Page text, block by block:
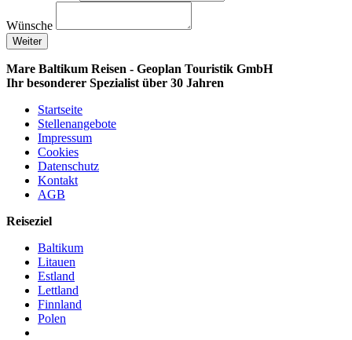
Wünsche
Weiter
Mare Baltikum Reisen - Geoplan Touristik GmbH
Ihr besonderer Spezialist über 30 Jahren
Startseite
Stellenangebote
Impressum
Cookies
Datenschutz
Kontakt
AGB
Reiseziel
Baltikum
Litauen
Estland
Lettland
Finnland
Polen